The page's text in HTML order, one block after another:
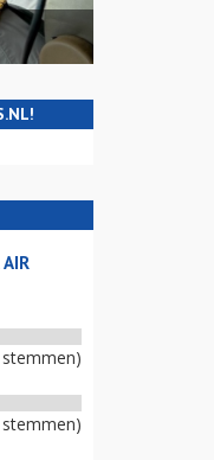
stemmen)
stemmen)